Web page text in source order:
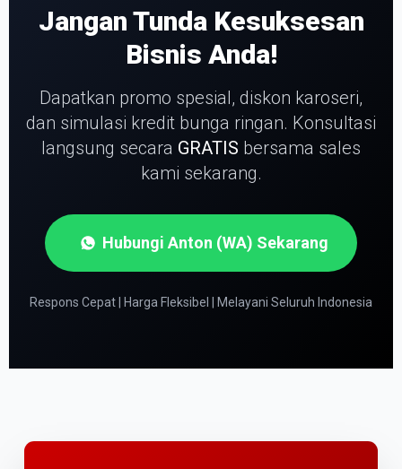
Jangan Tunda Kesuksesan
Bisnis Anda!
Dapatkan promo spesial, diskon karoseri,
dan simulasi kredit bunga ringan. Konsultasi
langsung secara GRATIS bersama sales
kami sekarang.
Hubungi Anton (WA) Sekarang
Respons Cepat | Harga Fleksibel | Melayani Seluruh Indonesia